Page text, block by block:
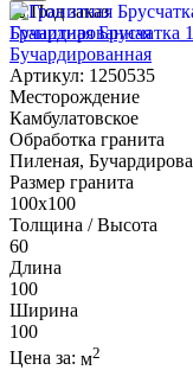
Под заказ
Гранитная Брусчатка
Бучардированная
Артикул: 1250535
Месторождение
Камбулатовское
Обработка гранита
Пиленая,
Размер гранита
100х100
Толщина / Высота
60
Длина
100
Ширина
100
Цена за: м2